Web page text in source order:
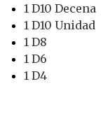
1 D10 Decena
1 D10 Unidad
1 D8
1 D6
1 D4